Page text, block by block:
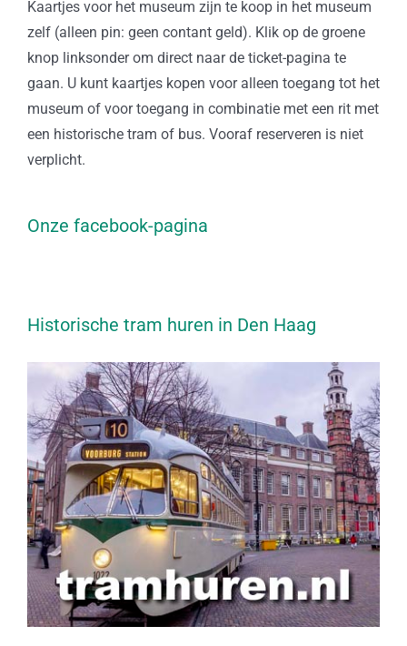
Kaartjes voor het museum zijn te koop in het museum
zelf (alleen pin: geen contant geld). Klik op de groene
knop linksonder om direct naar de ticket-pagina te
gaan. U kunt kaartjes kopen voor alleen toegang tot het
museum of voor toegang in combinatie met een rit met
een historische tram of bus. Vooraf reserveren is niet
verplicht.
Onze facebook-pagina
Historische tram huren in Den Haag